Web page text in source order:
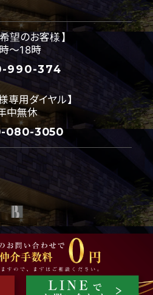
望のお客様】
～18時
990-374
専用ダイヤル】
中無休
080-3050
ジオデザインスタイルは
ある 株式会社ベイシスが運営しています